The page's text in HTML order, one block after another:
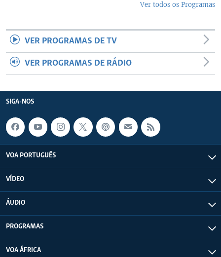
Ver todos os Programas
VER PROGRAMAS DE TV
VER PROGRAMAS DE RÁDIO
SIGA-NOS
VOA PORTUGUÊS
VÍDEO
ÁUDIO
PROGRAMAS
VOA ÁFRICA